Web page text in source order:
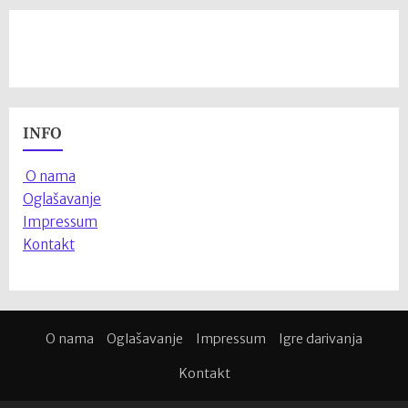
INFO
O nama
Oglašavanje
Impressum
Kontakt
O nama Oglašavanje Impressum Igre darivanja
Kontakt